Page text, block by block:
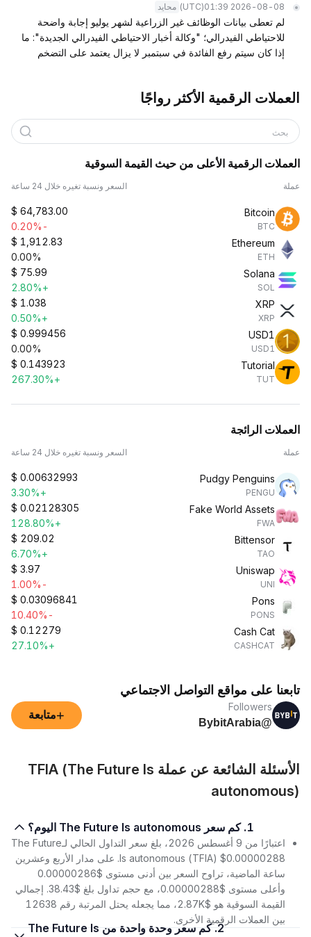
2026-08-08 01:39
(UTC) محايد
لم تعطى بيانات الوظائف غير الزراعية لشهر يوليو إجابة واضحة
للاحتياطي الفيدرالي؛ "وكالة أخبار الاحتياطي الفيدرالي الجديدة": ما
إذا كان سيتم رفع الفائدة في سبتمبر لا يزال يعتمد على التضخم
العملات الرقمية الأكثر رواجًا
بحث
العملات الرقمية الأعلى من حيث القيمة السوقية
عملة السعر ونسبة تغيره خلال 24 ساعة
Bitcoin
BTC
$ 64,783.00
-0.20%
Ethereum
ETH
$ 1,912.83
0.00%
Solana
SOL
$ 75.99
+2.80%
XRP
XRP
$ 1.038
+0.50%
USD1
USD1
$ 0.999456
0.00%
Tutorial
TUT
$ 0.143923
+267.30%
العملات الرائجة
عملة السعر ونسبة تغيره خلال 24 ساعة
Pudgy Penguins
PENGU
$ 0.00632993
+3.30%
Fake World Assets
FWA
$ 0.02128305
+128.80%
Bittensor
TAO
$ 209.02
+6.70%
Uniswap
UNI
$ 3.97
-1.00%
Pons
PONS
$ 0.03096841
-10.40%
Cash Cat
CASHCAT
$ 0.12279
+27.10%
تابعنا على مواقع التواصل الاجتماعي
Followers
@BybitArabia
+متابعة
الأسئلة الشائعة عن عملة TFIA (The Future Is
autonomous)
1. كم سعر The Future Is autonomous اليوم؟
اعتبارًا من 9 أغسطس 2026، بلغ سعر التداول الحالي لـThe Future
Is autonomous (TFIA) $0.00000288. على مدار الأربع وعشرين
ساعة الماضية، تراوح السعر بين أدنى مستوى $0.00000286
وأعلى مستوى $0.00000288، مع حجم تداول بلغ $38.43. إجمالي
القيمة السوقية هو $2.87K، مما يجعله يحتل المرتبة رقم 12638
بين العملات الرقمية الأخرى.
2. كم سعر وحدة واحدة من The Future Is